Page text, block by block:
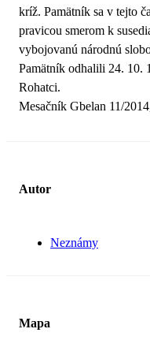
kríž. Pamätník sa v tejto
pravicou smerom k
vybojovanú národnú
Pamätník odhalili 24. 10.
Rohatci.
Mesačník Gbelan 11/
Autor
Neznámy
Mapa